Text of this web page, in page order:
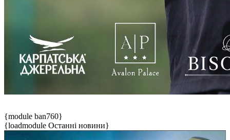
{module ban760}
{loadmodule Останні новини}